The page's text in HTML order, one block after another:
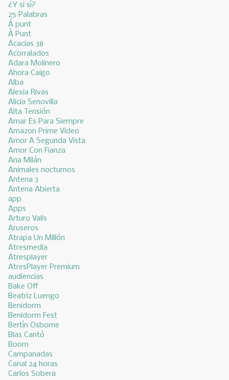
¿Y si sí?
25 Palabras
Á punt
À Punt
Acacias 38
Acorralados
Adara Molinero
Ahora Caigo
Alba
Alexia Rivas
Alicia Senovilla
Alta Tensión
Amar Es Para Siempre
Amazon Prime Video
Amor A Segunda Vista
Amor Con Fianza
Ana Milán
Animales nocturnos
Antena 3
Antena Abierta
app
Apps
Arturo Valls
Aruseros
Atrapa Un Millón
Atresmedia
Atresplayer
AtresPlayer Premium
audiencias
Bake Off
Beatriz Luengo
Benidorm
Benidorm Fest
Bertín Osborne
Blas Cantó
Boom
Campanadas
Canal 24 horas
Carlos Sobera